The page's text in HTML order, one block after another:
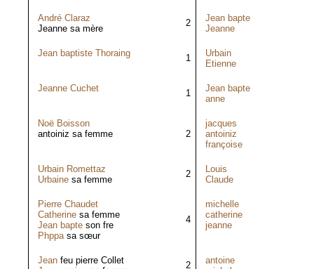
André Claraz
Jeanne sa mère
2
Jean bapte
Jeanne
Jean baptiste Thoraing 1
Urbain
Etienne
Jeanne Cuchet 1
Jean bapte
anne
Noë Boisson
antoiniz sa femme
2
jacques
antoiniz
françoise
Urbain Romettaz
Urbaine sa femme
2
Louis
Claude
Pierre Chaudet
Catherine sa femme
Jean bapte son fre
Phppasa sœur
4
michelle
catherine
jeanne
Jean feu pierre Collet
2
antoine